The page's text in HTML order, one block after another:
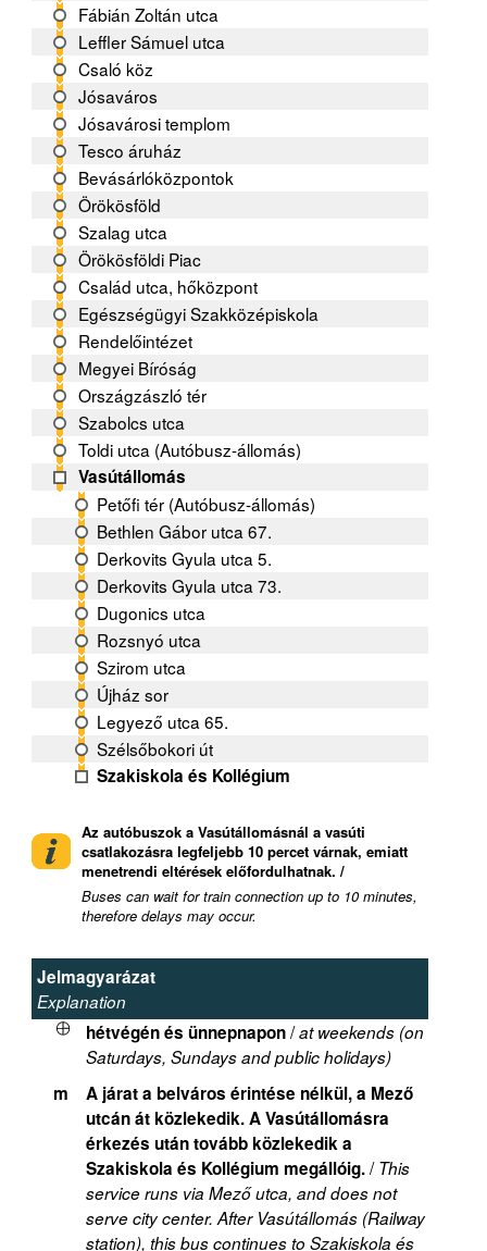
Fábián Zoltán utca
Leffler Sámuel utca
Csaló köz
Jósaváros
Jósavárosi templom
Tesco áruház
Bevásárlóközpontok
Örökösföld
Szalag utca
Örökösföldi Piac
Család utca, hőközpont
Egészségügyi Szakközépiskola
Rendelőintézet
Megyei Bíróság
Országzászló tér
Szabolcs utca
Toldi utca (Autóbusz-állomás)
Vasútállomás
Petőfi tér (Autóbusz-állomás)
Bethlen Gábor utca 67.
Derkovits Gyula utca 5.
Derkovits Gyula utca 73.
Dugonics utca
Rozsnyó utca
Szirom utca
Újház sor
Legyező utca 65.
Szélsőbokori út
Szakiskola és Kollégium
Az autóbuszok a Vasútállomásnál a vasúti
csatlakozásra legfeljebb 10 percet várnak, emiatt
menetrendi eltérések előfordulhatnak. /
Buses can wait for train connection up to 10 minutes,
therefore delays may occur.
Jelmagyarázat
Explanation
hétvégén és ünnepnapon/at weekends (on
Saturdays, Sundays and public holidays)
m
A járat a belváros érintése nélkül, a Mező
utcán át közlekedik. A Vasútállomásra
érkezés után tovább közlekedik a
Szakiskola és Kollégium megállóig./This
service runs via Mező utca, and does not
serve city center. After Vasútállomás (Railway
station), this bus continues to Szakiskola és